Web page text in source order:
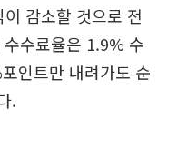
감소할 것으로 전
수료율은 1.9% 수
인트만 내려가도 순
.